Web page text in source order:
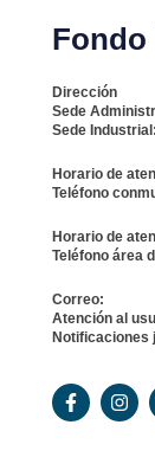
Fondo
Dirección
Sede
Sede Industrial:
Horario de
Teléfono
Horario de
Teléfono área
Correo:
Atención al
Notificaciones
F
a
I
n